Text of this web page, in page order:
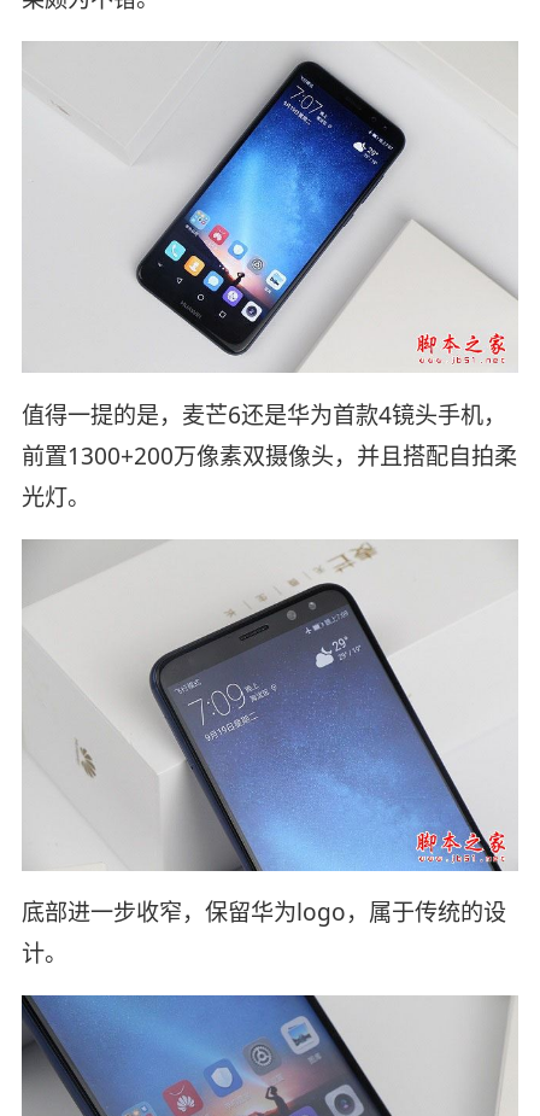
值得一提的是，麦芒6还是华为首款4镜头手机，
前置1300+200万像素双摄像头，并且搭配自拍柔
光灯。
底部进一步收窄，保留华为logo，属于传统的设
计。